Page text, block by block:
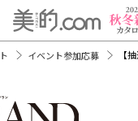
イベント参加応募 【